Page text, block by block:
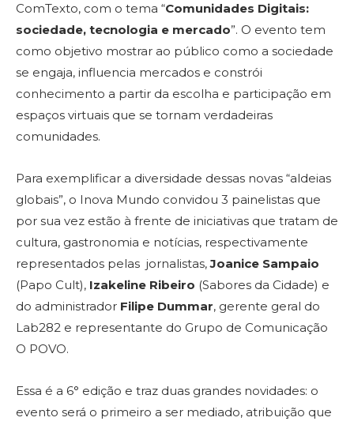
ComTexto, com o tema “Comunidades Digitais:
sociedade, tecnologia e mercado”. O evento tem
como objetivo mostrar ao público como a sociedade
se engaja, influencia mercados e constrói
conhecimento a partir da escolha e participação em
espaços virtuais que se tornam verdadeiras
comunidades.
Para exemplificar a diversidade dessas novas “aldeias
globais”, o Inova Mundo convidou 3 painelistas que
por sua vez estão à frente de iniciativas que tratam de
cultura, gastronomia e notícias, respectivamente
representados pelas jornalistas,Joanice Sampaio
(Papo Cult), Izakeline Ribeiro (Sabores da Cidade) e
do administrador Filipe Dummar, gerente geral do
Lab282 e representante do Grupo de Comunicação
O POVO.
Essa é a 6° edição e traz duas grandes novidades: o
evento será o primeiro a ser mediado, atribuição que